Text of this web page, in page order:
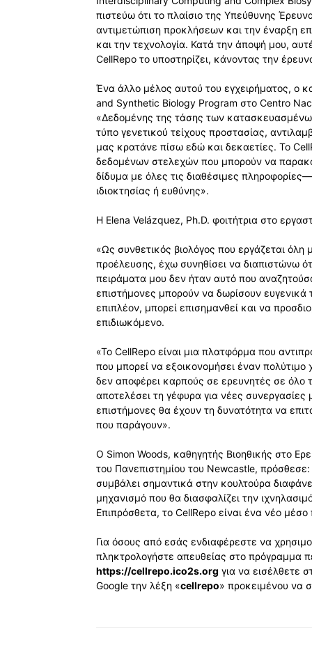
πιστεύω ότι το πλαίσιο της Υπεύθυνης
αντιμετώπιση προκλήσεων και την έναρξη
και την τεχνολογία. Κατά την άποψή μου,
CellRepo το υποστηρίζει, κάνοντας την
Ένα άλλο μέλος αυτού του εγχειρήματος, ο
and Synthetic Biology Program στο Centro
«Δεδομένης της τάσης των
τύπο γενετικού τείχους προστασίας,
μας κρατάνε πίσω εδώ και δεκαετίες. Το
δεδομένων στελεχών που μπορούν να
δίδυμα με όλες τις διαθέσιμες
ιδιοκτησίας ή ευθύνης».
Η Elena Velázquez, Ph.D. φοιτήτρια στο
«Ως συνθετικός βιολόγος που εργάζεται
προέλευσης, έχω συνηθίσει να διαπιστώνω
πειράματα μου δεν ήταν αυτό που
επιστήμονες μπορούν να δωρίσουν
επιπλέον, μπορεί επισημανθεί και να
επιδιωκόμενο.
«Το CellRepo είναι μια πλατφόρμα που
που μπορεί να εξοικονομήσει έναν
δεν αποφέρει καρπούς σε ερευνητές σε όλο
αποτελέσει τη γέφυρα για νέες
επιστήμονες θα έχουν τη δυνατότητα να
που παράγουν».
Ο Simon Woods, καθηγητής Βιοηθικής στο
του Πανεπιστημίου του Newcastle,
συμβάλει σημαντικά στην κουλτούρα
μηχανισμό που θα διασφαλίζει την
Επιπρόσθετα, το CellRepo είναι ένα νέο
Για όσους από εσάς ενδιαφέρεστε να
πληκτρολογήστε απευθείας στο πρόγραμμα
https://cellrepo.ico2s.org για να εισέλθετε
Google την λέξη «cellrepo» προκειμένου να